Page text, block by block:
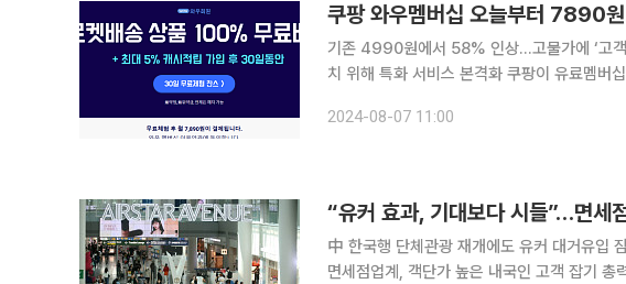
쿠팡 와우멤버십 오늘부터 7890
기존 4990원에서 58% 인상...고물가에 ‘고
치 위해 특화 서비스 본격화 쿠팡이 유료멤버십 서비스인 ‘와우멤버십’ 요금을 오늘(7일)부터 월
월 구독료를 기존 4990원에서 7890원으로
2024-08-07 11:00
“유커 효과, 기대보다 시들”…면세
中 한국행 단체관광 재개에도 유커 대거유입
면세점업계, 객단가 높은 내국인 고객 잡기 총력전 지난해 중국 정부의 한국행 단체관광 허